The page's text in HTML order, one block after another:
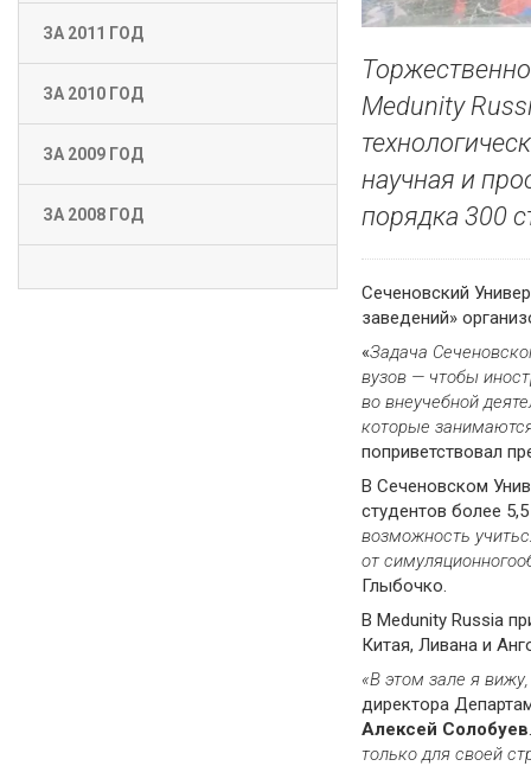
ЗА 2011 ГОД
ЗА 2010 ГОД
ЗА 2009 ГОД
ЗА 2008 ГОД
Medunity
научная и
порядка 300
Сеченовский
заведений»
«Задача
вузов — чтобы
во внеучебной
которые
поприветствовал
В Сеченовском
студентов более
возможность
отсимуляционного
Глыбочко.
В Medunity Russia
Китая, Ливана и
«В этом зале я
директора
Алексей Солобуев
только для своей ст